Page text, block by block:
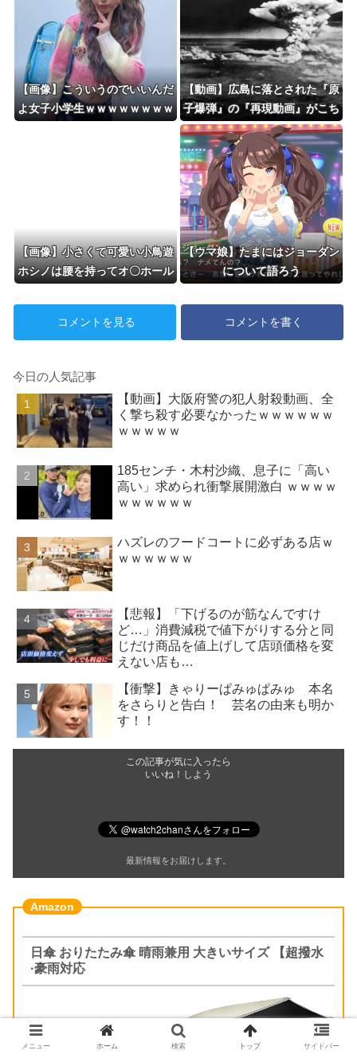
【画像】こういうのでいいんだ
よ女子小学生ｗｗｗｗｗｗｗｗ
【動画】広島に落とされた『原
子爆弾』の『再現動画』がこち
ら・・・
【画像】小さくて可愛い小鳥遊
ホシノは腰を持ってオ〇ホール
あるｗｗｗｗｗ
【ウマ娘】たまにはジョーダン
について語ろう
コメントを見る コメントを書く
今日の人気記事
【動画】大阪府警の犯人射殺動画、全
く撃ち殺す必要なかったｗｗｗｗｗｗ
ｗｗｗｗｗ
185センチ・木村沙織、息子に「高い
高い」求められ衝撃展開激白 ｗｗｗｗ
ｗｗｗｗｗｗ
ハズレのフードコートに必ずある店ｗ
ｗｗｗｗｗｗ
【悲報】「下げるのが筋なんですけ
ど…」消費減税で値下がりする分と同
じだけ商品を値上げして店頭価格を変
えない店も…
【衝撃】きゃりーぱみゅぱみゅ 本名
をさらりと告白！ 芸名の由来も明か
す！！
この記事が気に入ったら
いいね！しよう
最新情報をお届けします。
日傘 おりたたみ傘 晴雨兼用 大きいサイズ 【超撥水
·豪雨対応
メニュー ホーム 検索 トップ サイドバー